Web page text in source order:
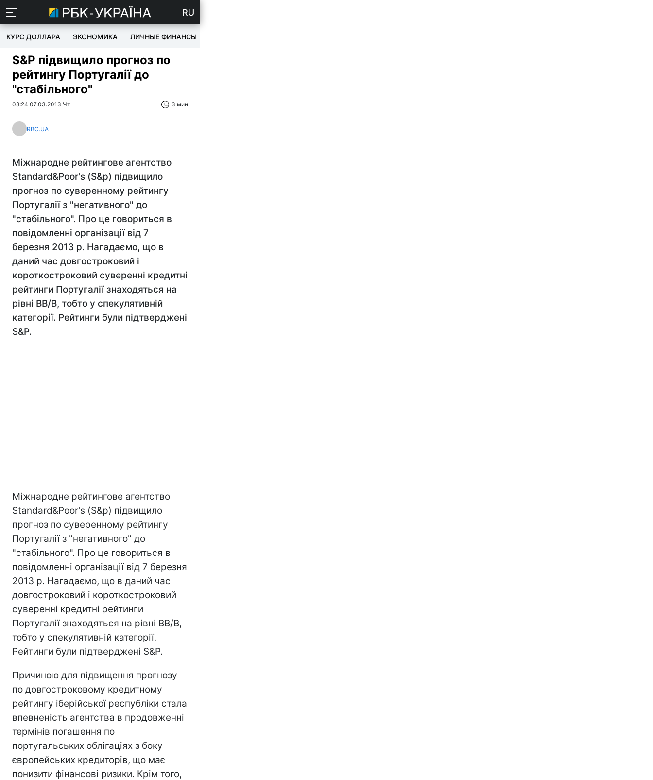
RU
КУРС ДОЛЛАРА ЭКОНОМИКА ЛИЧНЫЕ ФИНАНСЫ
S&Р підвищило прогноз по
рейтингу Португалії до
"стабільного"
08:24 07.03.2013 Чт 3 мин
RBC.UA
Міжнародне рейтингове агентство
Standard&Рoor's (S&p) підвищило
прогноз по суверенному рейтингу
Португалії з "негативного" до
"стабільного". Про це говориться в
повідомленні організації від 7
березня 2013 р. Нагадаємо, що в
даний час довгостроковий і
короткостроковий суверенні кредитні
рейтинги Португалії знаходяться на
рівні BВ/В, тобто у спекулятивній
категорії. Рейтинги були підтверджені
S&Р.
Міжнародне рейтингове агентство
Standard&Рoor's (S&p) підвищило
прогноз по суверенному рейтингу
Португалії з "негативного" до
"стабільного". Про це говориться в
повідомленні організації від 7 березня
2013 р. Нагадаємо, що в даний час
довгостроковий і короткостроковий
суверенні кредитні рейтинги
Португалії знаходяться на рівні BВ/В,
тобто у спекулятивній категорії.
Рейтинги були підтверджені S&Р.
Причиною для підвищення прогнозу
по довгостроковому кредитному
рейтингу іберійської республіки стала
впевненість агентства в продовженні
термінів погашення по
португальських облігаціях з боку
європейських кредиторів, що має
понизити фінансові ризики. Крім того,